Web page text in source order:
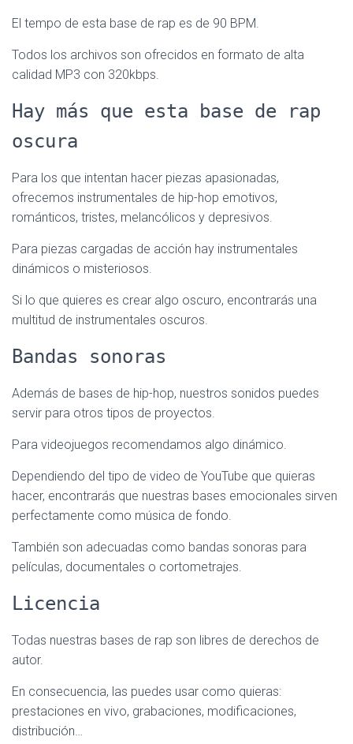
El tempo de esta base de rap es de 90 BPM.
Todos los archivos son ofrecidos en formato de alta
calidad MP3 con 320kbps.
Hay más que esta base de rap
oscura
Para los que intentan hacer piezas apasionadas,
ofrecemos instrumentales de hip-hop emotivos,
románticos, tristes, melancólicos y depresivos.
Para piezas cargadas de acción hay instrumentales
dinámicos o misteriosos.
Si lo que quieres es crear algo oscuro, encontrarás una
multitud de instrumentales oscuros.
Bandas sonoras
Además de bases de hip-hop, nuestros sonidos puedes
servir para otros tipos de proyectos.
Para videojuegos recomendamos algo dinámico.
Dependiendo del tipo de video de YouTube que quieras
hacer, encontrarás que nuestras bases emocionales sirven
perfectamente como música de fondo.
También son adecuadas como bandas sonoras para
películas, documentales o cortometrajes.
Licencia
Todas nuestras bases de rap son libres de derechos de
autor.
En consecuencia, las puedes usar como quieras:
prestaciones en vivo, grabaciones, modificaciones,
distribución…